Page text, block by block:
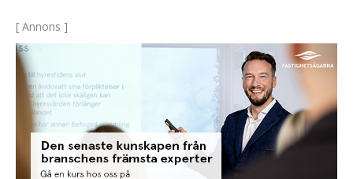
[ Annons ]